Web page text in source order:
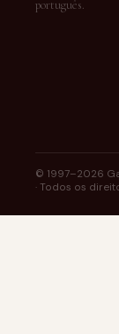
português.
© 1997–2026
· Todos os